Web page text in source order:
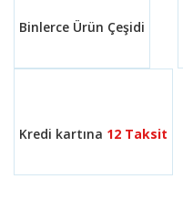
Binlerce Ürün Çeşidi
Kredi kartına 12 Taksit